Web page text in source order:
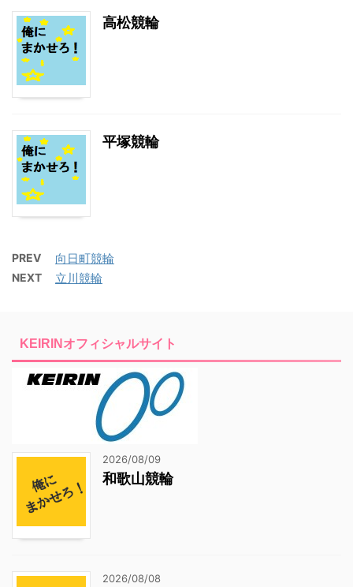
高松競輪
平塚競輪
PREV 向日町競輪
NEXT 立川競輪
KEIRINオフィシャルサイト
2026/08/09
和歌山競輪
2026/08/08